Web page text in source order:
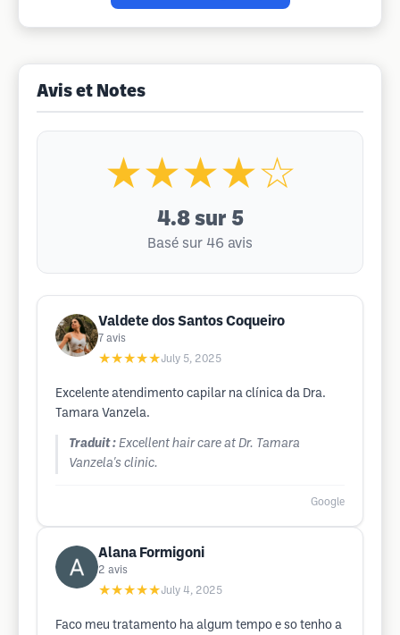
Avis et Notes
★★★★☆
4.8 sur 5
Basé sur 46 avis
Valdete dos Santos Coqueiro
7 avis
★★★★★July 5, 2025
Excelente atendimento capilar na clínica da Dra.
Tamara Vanzela.
Traduit : Excellent hair care at Dr. Tamara
Vanzela's clinic.
Google
Alana Formigoni
2 avis
★★★★★July 4, 2025
Faco meu tratamento ha algum tempo e so tenho a